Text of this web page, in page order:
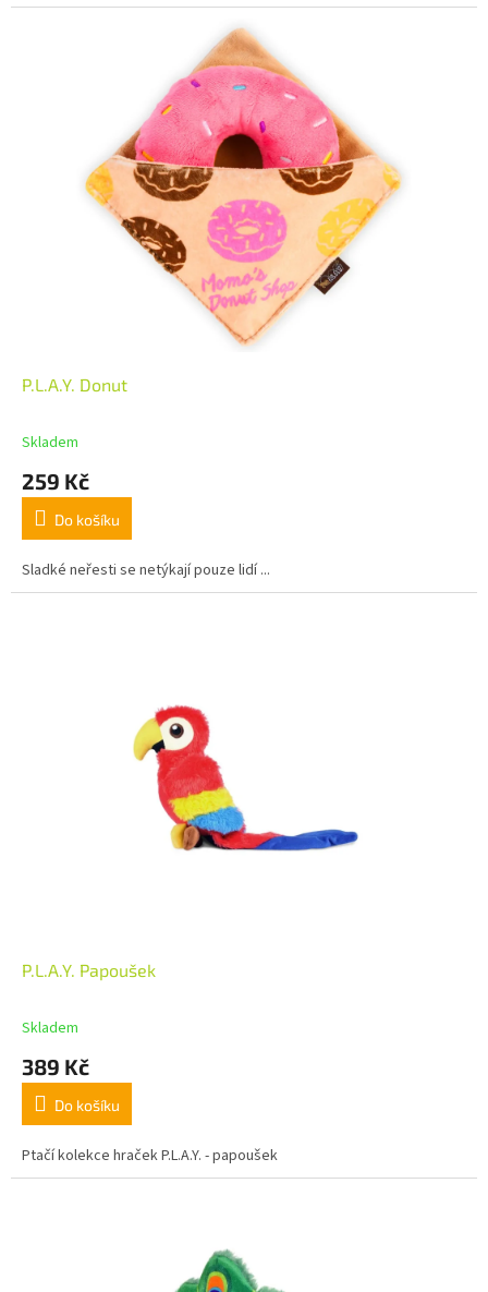
P.L.A.Y. Donut
Skladem
259 Kč
Do košíku
Sladké neřesti se netýkají pouze lidí ...
P.L.A.Y. Papoušek
Skladem
389 Kč
Do košíku
Ptačí kolekce hraček P.L.A.Y. - papoušek